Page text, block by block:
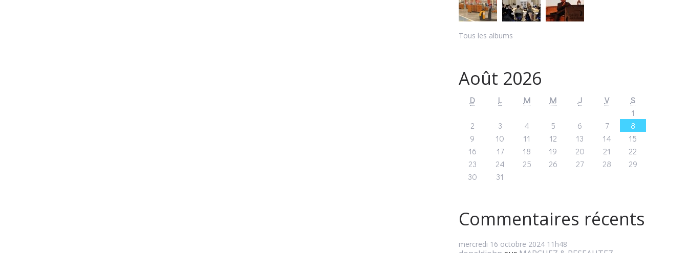
Tous les albums
Août 2026
D L M M J V
S
1
2
3 4 5 6 7
8
9
10 11 12 13 14
15
16
17 18 19 20 21
22
23
24 25 26 27 28
29
30
31
Commentaires récents
mercredi 16 octobre 2024 11h48